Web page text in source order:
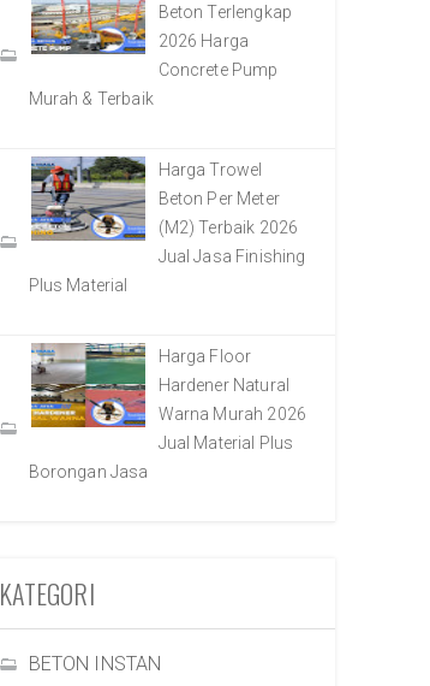
Beton Terlengkap
2026 Harga
Concrete Pump
Murah & Terbaik
Harga Trowel
Beton Per Meter
(M2) Terbaik 2026
Jual Jasa Finishing
Plus Material
Harga Floor
Hardener Natural
Warna Murah 2026
Jual Material Plus
Borongan Jasa
KATEGORI
BETON INSTAN